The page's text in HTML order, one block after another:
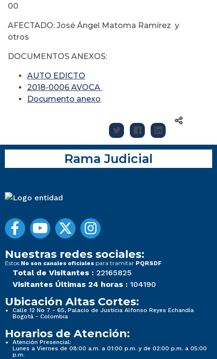
00
AFECTADO: José Ángel Matoma Ramírez y
otros
DOCUMENTOS ANEXOS:
AUTO EDICTO
2018-0006 AVOCA
Documento anexo
Rama Judicial
Nuestras redes sociales:
Estos No son canales oficiales para tramitar PQRSDF
Total de Visitantes : 22165825
Visitantes Últimas 24 horas : 104190
Ubicación Altas Cortes:
Calle 12 No 7 - 65, Palacio de Justicia Alfonso Reyes Echandía
Bogotá - Colombia
Horarios de Atención:
Atención Presencial:
Lunes a Viernes de 08:00 a.m. a 01:00 p.m. y de 02:00 p.m. a 05:00
p.m.